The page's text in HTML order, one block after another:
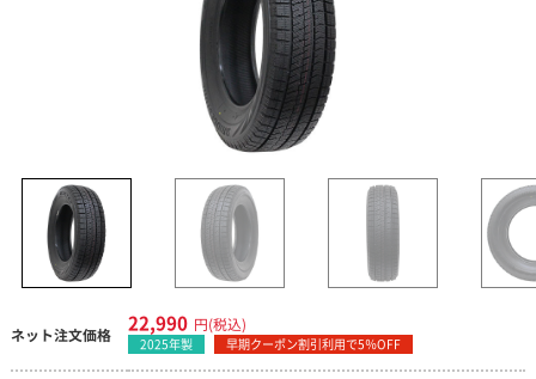
ネット注文価格 22,990 円(税込)
2025年製 早期クーポン割引利用で5％OFF